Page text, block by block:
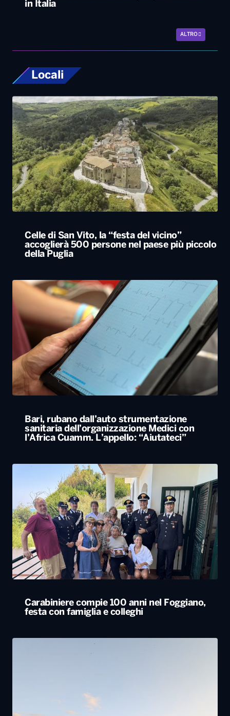
in Italia
ALTRO
Locali
Celle di San Vito, la “festa del vicino”
accoglierà 500 persone nel paese più piccolo
della Puglia
Bari, rubano dall’auto strumentazione
sanitaria dell’organizzazione Medici con
l’Africa Cuamm. L’appello: “Aiutateci”
Carabiniere compie 100 anni nel Foggiano,
festa con famiglia e colleghi